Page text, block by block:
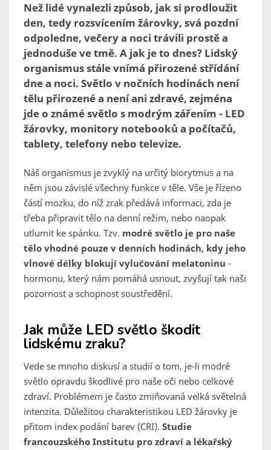
Než lidé vynalezli způsob, jak si prodloužit
den, tedy rozsvícením žárovky, svá pozdní
odpoledne, večery a noci trávili prostě a
jednoduše ve tmě. A jak je to dnes? Lidský
organismus stále vnímá přirozené střídání
dne a noci. Světlo v nočních hodinách není
tělu přirozené a není ani zdravé, zejména
jde o známé světlo s modrým zářením - LED
žárovky, monitory notebooků a počítačů,
tablety, telefony nebo televize.
Náš organismus je zvyklý na určitý biorytmus a na
něm jsou závislé všechny funkce v těle. Vše je řízeno
částí mozku, do níž zrak předává informaci, zda je
třeba připravit tělo na denní režim, nebo naopak
utlumit ke spánku. Tzv. modré světlo je pro naše
tělo vhodné pouze v denních hodinách, kdy jeho
vlnové délky blokují vylučování melatoninu -
hormonu, který nám pomáhá usnout, zvyšují tak naši
pozornost a schopnost soustředění.
Jak může LED světlo škodit
lidskému zraku?
Vede se mnoho diskusí a studií o tom, je-li modré
světlo opravdu škodlivé pro naše oči nebo celkové
zdraví. Problémem je často zmiňovaná velká světelná
intenzita. Důležitou charakteristikou LED žárovky je
přitom index podání barev (CRI). Studie
francouzského Institutu pro zdraví a lékařský